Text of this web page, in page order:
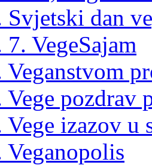
Svjetski dan
VegeSajam
Veganstvom
Vege pozdrav
Vege izazov u
Veganopolis